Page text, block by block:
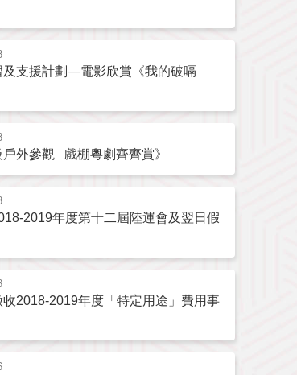
及支援計劃—電影欣賞《我的破嗝
戶外參觀 戲棚粵劇齊齊賞》
2019年度第十二屆陸運會及翌日假
收2018-2019年度「特定用途」費用事